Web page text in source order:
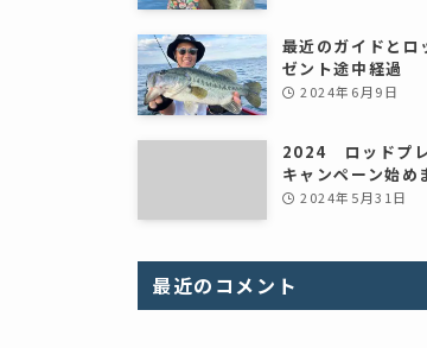
最近のガイドとロ
ゼント途中経過
2024年6月9日
2024 ロッドプ
キャンペーン始め
2024年5月31日
最近のコメント